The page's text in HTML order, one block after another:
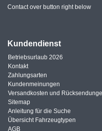
Contact over button right below
Kundendienst
Betriebsurlaub 2026
Kontakt
Zahlungsarten
Kundenmeinungen
Versandkosten und
Sitemap
Anleitung für die Suche
Übersicht Fahrzeugtypen
AGB